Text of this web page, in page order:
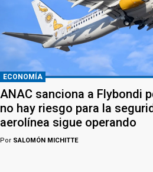
ECONOMÍA
ANAC sanciona a Flybondi
no hay riesgo para la
aerolínea sigue operando
Por SALOMÓN MICHITTE